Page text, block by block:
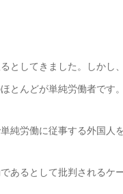
してきました。しかし
とんどが単純労働者です。
労働に従事する外国人
るとして批判されるケ